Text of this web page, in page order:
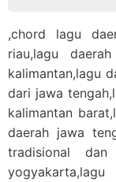
,chord lagu
riau,lagu
kalimantan,lagu
dari jawa
kalimantan
daerah jawa
tradisional